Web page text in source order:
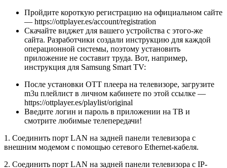
Пройдите короткую регистрацию на официальном сайте
— https://ottplayer.es/account/registration
Скачайте виджет для вашего устройства с этого-же
сайта. Разработчики создали инструкцию для каждой
операционной системы, поэтому установить
приложение не составит труда. Вот, например,
инструкция для Samsung Smart TV:
После установки ОТТ плеера на телевизоре, загрузите
m3u плейлист в личном кабинете по этой ссылке —
https://ottplayer.es/playlist/original
Введите логин и пароль в приложении на ТВ и
смотрите любимые телепередачи!
1. Соединить порт LAN на задней панели телевизора с
внешним модемом с помощью сетевого Ethernet-кабеля.
2. Соединить порт LAN на задней панели телевизора с IP-